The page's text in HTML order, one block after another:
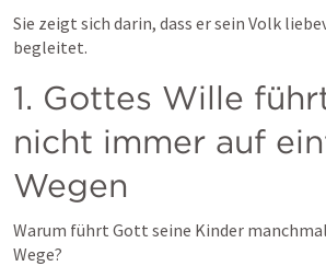
Sie zeigt sich darin, dass er sein Volk
begleitet.
1. Gottes Wille
nicht immer auf
Wegen
Warum führt Gott seine Kinder
Wege?